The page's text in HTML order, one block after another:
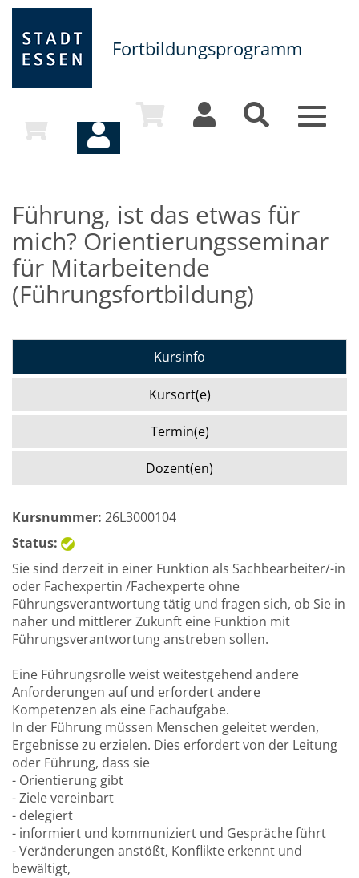
Fortbildungsprogramm
Toggle
Führung, ist das etwas für
mich? Orientierungsseminar
für Mitarbeitende
(Führungsfortbildung)
Kursinfo
Kursort(e)
Termin(e)
Dozent(en)
Kursnummer: 26L3000104
Status:
Sie sind derzeit in einer Funktion als Sachbearbeiter/-in
oder Fachexpertin /Fachexperte ohne
Führungsverantwortung tätig und fragen sich, ob Sie in
naher und mittlerer Zukunft eine Funktion mit
Führungsverantwortung anstreben sollen.
Eine Führungsrolle weist weitestgehend andere
Anforderungen auf und erfordert andere
Kompetenzen als eine Fachaufgabe.
In der Führung müssen Menschen geleitet werden,
Ergebnisse zu erzielen. Dies erfordert von der Leitung
oder Führung, dass sie
- Orientierung gibt
- Ziele vereinbart
- delegiert
- informiert und kommuniziert und Gespräche führt
- Veränderungen anstößt, Konflikte erkennt und
bewältigt,